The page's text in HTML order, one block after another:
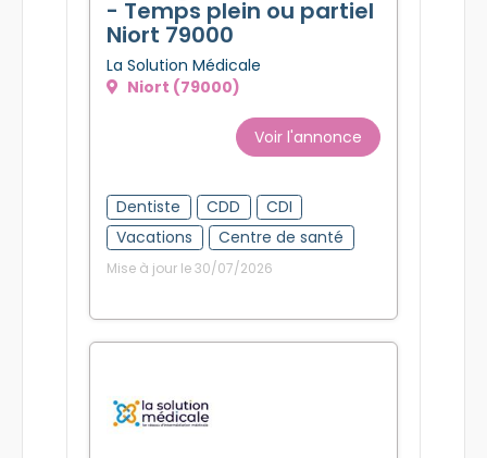
Chirurgien-Dentiste F/H
- Temps plein ou partiel
Niort 79000
La Solution Médicale
Dentiste CDD
CDI
Vacations
Centre de santé